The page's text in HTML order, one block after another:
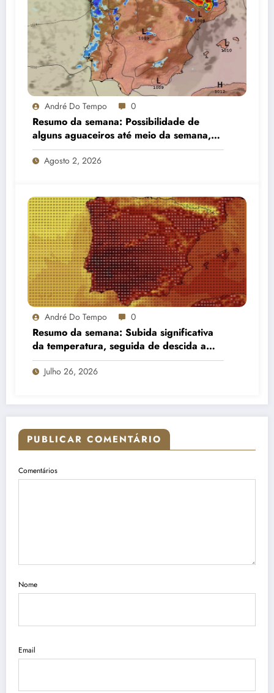
André Do Tempo 0
Resumo da semana: Possibilidade de
alguns aguaceiros até meio da semana,
estabilizando gradualmente e com alguma
nortada no litoral
Agosto 2, 2026
André Do Tempo 0
Resumo da semana: Subida significativa
da temperatura, seguida de descida a
partir do meio da semana e aumento de
nebulosidade
Julho 26, 2026
PUBLICAR COMENTÁRIO
Comentários
Nome
Email